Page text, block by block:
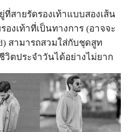
ที่สายรัดรองเท้าแบบสองเส้น
งเท้าที่เป็นทางการ (อาจจะ
สามารถสวมใส่กับชุดสูท
วิตประจำวันได้อย่างไม่ยาก